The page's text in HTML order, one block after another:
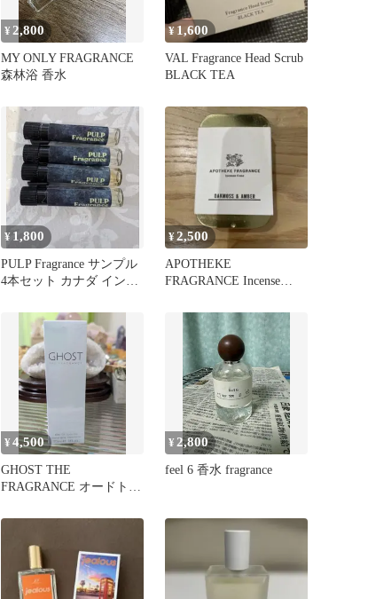
¥2,800
MY ONLY FRAGRANCE
森林浴 香水
¥1,600
VAL Fragrance Head Scrub
BLACK TEA
¥ 1,800
PULP Fragrance サンプル
4本セット カナダ インデ
¥2,500
APOTHEKE
FRAGRANCE Incense
¥4,500
GHOST THE
FRAGRANCE オードトワ
¥2,800
feel 6 香水 fragrance